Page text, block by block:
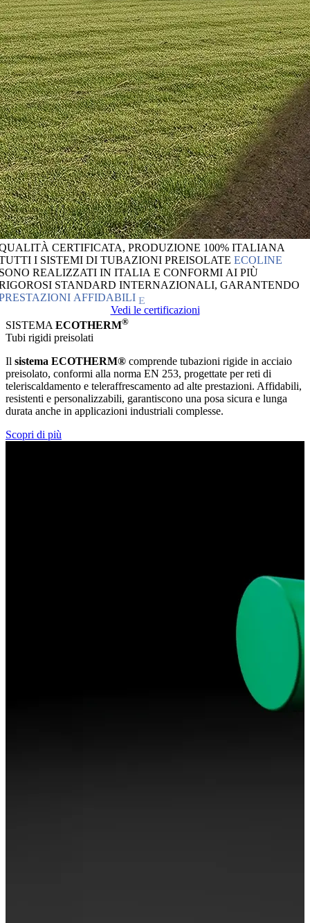
CERTIFICATA, PRODUZIONE 100% ITALIANA
I SISTEMI DI TUBAZIONI PREISOLATE ECOLINE
REALIZZATI IN ITALIA E CONFORMI AI PIÙ
STANDARD INTERNAZIONALI, GARANTENDO
AFFIDABILI E
Vedi le certificazioni
SISTEMA ECOTHERM®
Tubi rigidi preisolati
Il sistema ECOTHERM® comprende tubazioni rigide in acciaio
preisolato, conformi alla norma EN 253, progettate per reti di
teleriscaldamento e teleraffrescamento ad alte prestazioni. Affidabili,
resistenti e personalizzabili, garantiscono una posa sicura e lunga
durata anche in applicazioni industriali complesse.
Scopri di più